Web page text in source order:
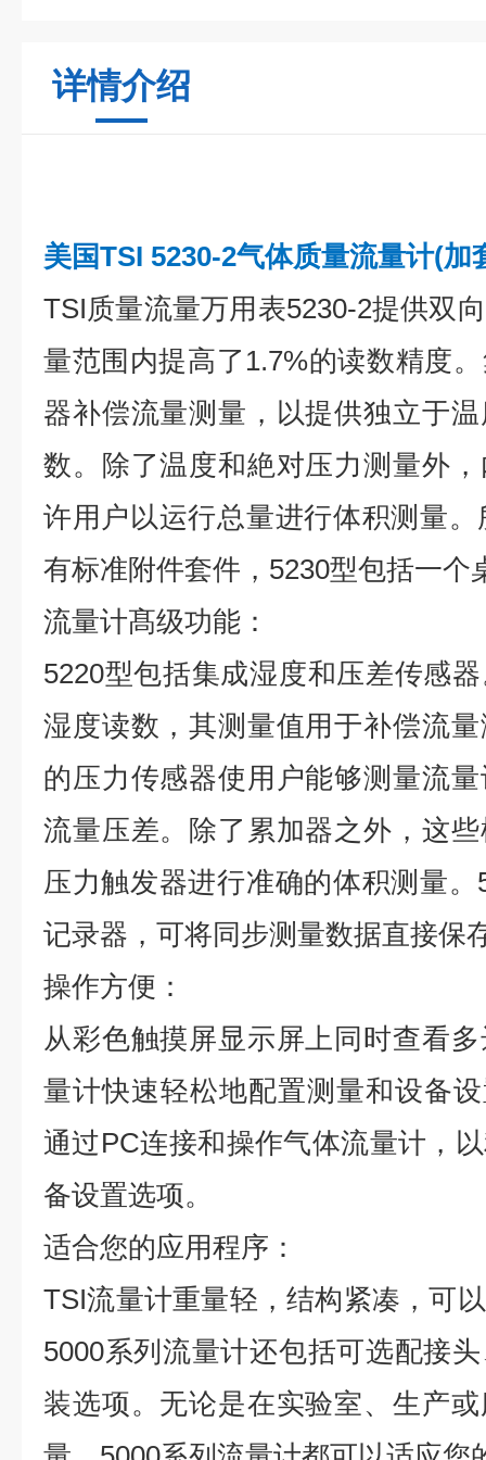
详情介绍
美国TSI 5230-2气体质量流量计(加
TSI质量流量万用表5230-2提供双
量范围内提高了1.7%的读数精度
器补偿流量测量，以提供独立于
数。除了温度和絶对压力测量外
许用户以运行总量进行体积测量
有标准附件套件，5230型包括一个
流量计髙级功能：
5220型包括集成湿度和压差传感
湿度读数，其测量值用于补偿流
的压力传感器使用户能够测量流
流量压差。除了累加器之外，这
压力触发器进行准确的体积测量
记录器，可将同步测量数据直接保
操作方便：
从彩色触摸屏显示屏上同时查看
量计快速轻松地配置测量和设备
通过PC连接和操作气体流量计，
备设置选项。
适合您的应用程序：
TSI流量计重量轻，结构紧凑，可
5000系列流量计还包括可选配接
装选项。无论是在实验室、生产